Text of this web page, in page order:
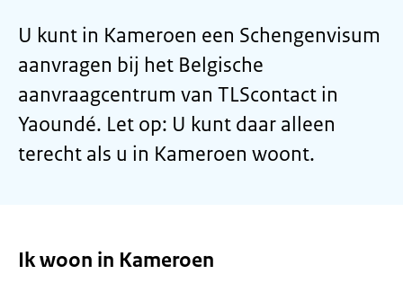
U kunt in Kameroen een Schengenvisum
aanvragen bij het Belgische
aanvraagcentrum van TLScontact in
Yaoundé. Let op: U kunt daar alleen
terecht als u in Kameroen woont.
Ik woon in Kameroen